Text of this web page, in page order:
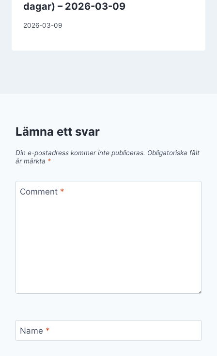
dagar) – 2026-03-09
2026-03-09
Lämna ett svar
Din e-postadress kommer inte publiceras. Obligatoriska fält
är märkta *
Comment *
Name *